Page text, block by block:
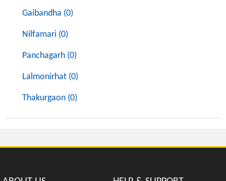
Gaibandha (0)
Nilfamari (0)
Panchagarh (0)
Lalmonirhat (0)
Thakurgaon (0)